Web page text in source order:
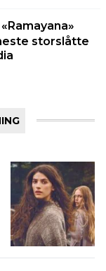
storslåtte